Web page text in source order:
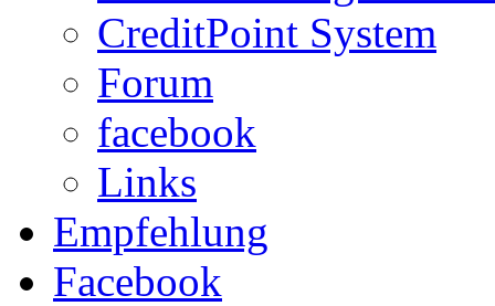
CreditPoint System
Forum
facebook
Links
Empfehlung
Facebook